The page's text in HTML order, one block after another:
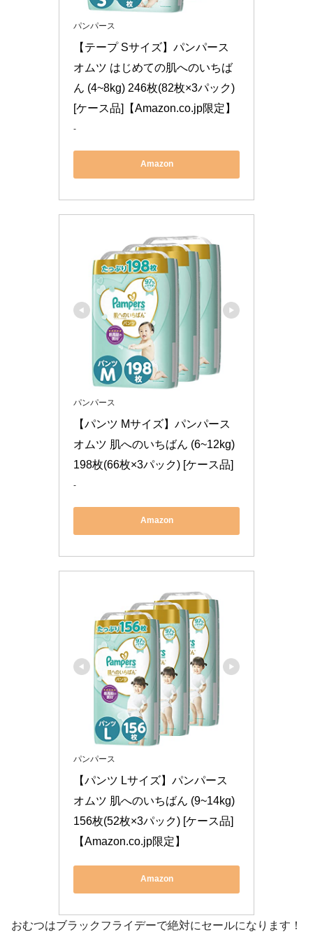
パンパース
【テープ Sサイズ】パンパース
オムツ はじめての肌へのいちば
ん (4~8kg) 246枚(82枚×3パック)
[ケース品]【Amazon.co.jp限定】
-
Amazon
パンパース
【パンツ Mサイズ】パンパース
オムツ 肌へのいちばん (6~12kg)
198枚(66枚×3パック) [ケース品]
-
Amazon
パンパース
【パンツ Lサイズ】パンパース
オムツ 肌へのいちばん (9~14kg)
156枚(52枚×3パック) [ケース品]
【Amazon.co.jp限定】
Amazon
おむつはブラックフライデーで絶対にセールになります！